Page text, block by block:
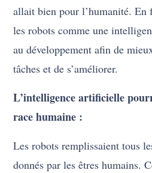
allait bien pour l’humanité. En
les robots comme une
au développement afin de
tâches et de s’améliorer.
L’intelligence artificielle
race humaine :
Les robots remplissaient tous
donnés par les êtres humains.